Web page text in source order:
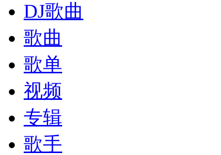
DJ歌曲
歌曲
歌单
视频
专辑
歌手